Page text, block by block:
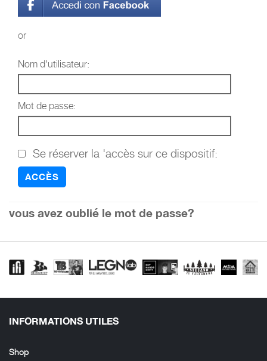
or
Nom d'utilisateur:
Mot de passe:
Se réserver la 'accès sur ce dispositif:
vous avez oublié le mot de passe?
INFORMATIONS UTILES
Shop